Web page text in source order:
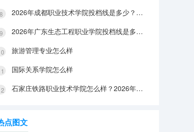
2026年成都职业技术学院投档线是多少？分数线、费用与入学攻略
2026年广东生态工程职业学院投档线是多少？分数线、费用与入学攻略
旅游管理专业怎么样
国际关系学院怎么样
石家庄铁路职业技术学院怎么样？2026年投档线、宿舍条件与就业前景分析
点图文